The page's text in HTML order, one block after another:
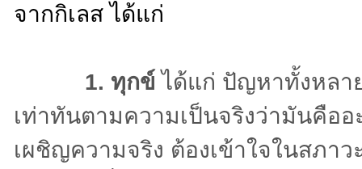
จากกิเลส ได้แก่
1. ทุกข์ ได้แก่ ปัญหาทั้งหลา
เท่าทันตามความเป็นจริงว่ามันคือ
เผชิญความจริง ต้องเข้าใจในสภา